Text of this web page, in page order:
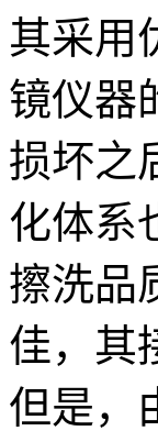
其采用
镜仪器
损坏之
化体系
擦洗品
佳，其
但是，